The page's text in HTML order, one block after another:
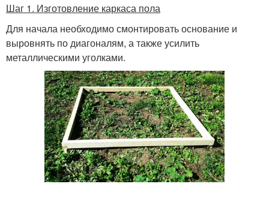
Шаг 1. Изготовление каркаса пола
Для начала необходимо смонтировать основание и
выровнять по диагоналям, а также усилить
металлическими уголками.